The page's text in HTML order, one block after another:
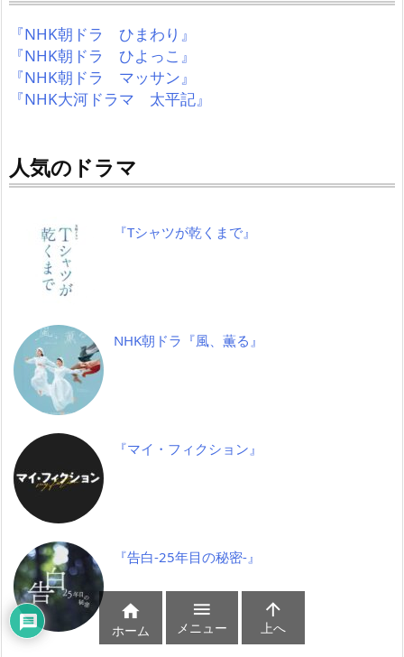
『NHK朝ドラ ひまわり』
『NHK朝ドラ ひよっこ』
『NHK朝ドラ マッサン』
『NHK大河ドラマ 太平記』
人気のドラマ
『Tシャツが乾くまで』
NHK朝ドラ『風、薫る』
『マイ・フィクション』
『告白-25年目の秘密-』

ホーム

メニュー

上へ